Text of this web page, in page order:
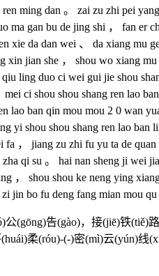
ming dan 。 zai zu zhi pei
gan bu de jing shi ， fan er
da dan wei 、 da xiang mu
jian she ， shou wo xiang
ling duo ci wei gui jie shou
ci shou shou shang ren lao
lao ban qin mou mou 2 0 wan
yi shou shou shang ren lao
， jiang zu zhi fu yu ta de
qi su 。 hai nan sheng ji
， shou shou ke neng ying
bo fu deng fang mian mou
(gōng)告(gào)，接(jiē)铁(tiě)
柔(róu)-(-)密(mì)云(yún)